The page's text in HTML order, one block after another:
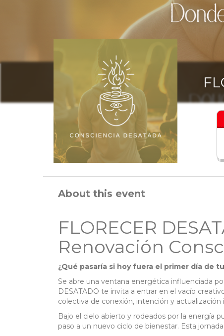
About this event
FLORECER
Renovación
¿Qué pasaría si hoy fuera el primer día de
Se abre una ventana energética influenciada
DESATADO te invita a entrar en el vacío
colectiva de conexión, intención y actualización
Bajo el cielo abierto y rodeados por la energía
paso a un nuevo ciclo de bienestar. Esta